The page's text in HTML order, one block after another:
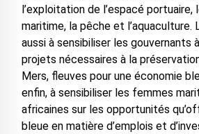
l’exploitation de l’espacé portuaire,
maritime, la pêche et l’aquaculture.
aussi à sensibiliser les gouvernants
projets nécessaires à la
Mers, fleuves pour une économie
enfin, à sensibiliser les femmes
africaines sur les opportunités
bleue en matière d’emplois et